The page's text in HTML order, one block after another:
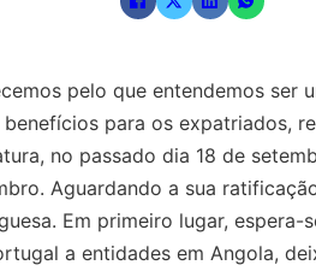
pelo que entendemos ser
para os expatriados,
no passado dia 18 de
Aguardando a sua
Em primeiro lugar,
a entidades em Angola,